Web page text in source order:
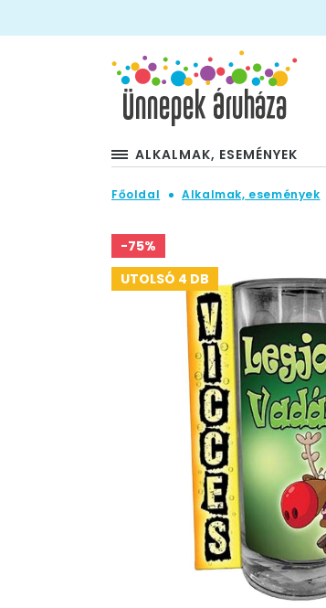
ALKALMAK, ESEMÉNYEK
Főoldal Alkalmak, események
-75%
UTOLSÓ 4 DB